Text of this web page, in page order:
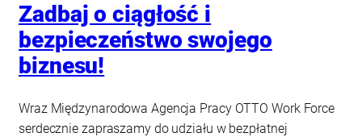
Zadbaj o ciągłość i
bezpieczeństwo swojego
biznesu!
Wraz Międzynarodowa Agencja Pracy OTTO Work Force
serdecznie zapraszamy do udziału w bezpłatnej